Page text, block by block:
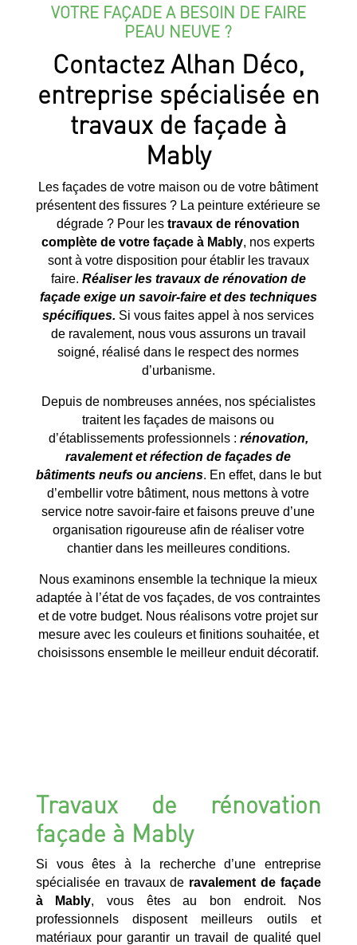
VOTRE FAÇADE A BESOIN DE FAIRE
PEAU NEUVE ?
Contactez Alhan Déco,
entreprise spécialisée en
travaux de façade à
Mably
Les façades de votre maison ou de votre bâtiment
présentent des fissures ? La peinture extérieure se
dégrade ? Pour lestravaux de rénovation
complète de votre façade à Mably, nos experts
sont à votre disposition pour établir les travaux
faire. Réaliser les travaux de rénovation de
façade exige un savoir-faire et des techniques
spécifiques. Si vous faites appel à nos services
de ravalement, nous vous assurons un travail
soigné, réalisé dans le respect des normes
d’urbanisme.
Depuis de nombreuses années, nos spécialistes
traitent les façades de maisons ou
d’établissements professionnels : rénovation,
ravalement et réfection de façades de
bâtiments neufs ou anciens. En effet, dans le but
d’embellir votre bâtiment, nous mettons à votre
service notre savoir-faire et faisons preuve d’une
organisation rigoureuse afin de réaliser votre
chantier dans les meilleures conditions.
Nous examinons ensemble la technique la mieux
adaptée à l’état de vos façades, de vos contraintes
et de votre budget. Nous réalisons votre projet sur
mesure avec les couleurs et finitions souhaitée, et
choisissons ensemble le meilleur enduit décoratif.
Travaux de rénovation
façade à Mably
Si vous êtes à la recherche d’une entreprise
spécialisée en travaux de ravalement de façade
à Mably, vous êtes au bon endroit. Nos
professionnels disposent meilleurs outils et
matériaux pour garantir un travail de qualité quel